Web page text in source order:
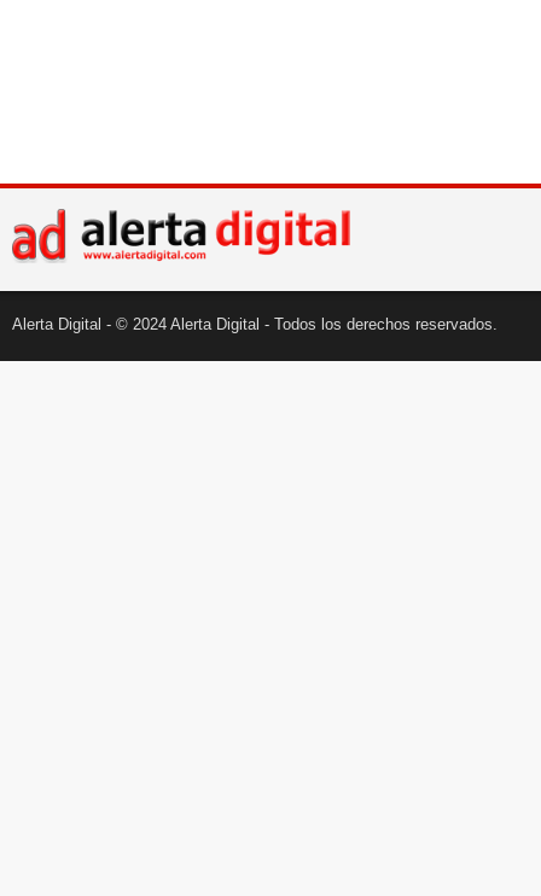
Alerta Digital - © 2024 Alerta Digital - Todos los derechos reservados.